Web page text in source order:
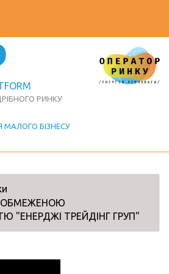
РИНКУ
МАЛОГО БІЗНЕСУ
ОБМЕЖЕНОЮ
"ЕНЕРДЖІ ТРЕЙДІНГ ГРУП"